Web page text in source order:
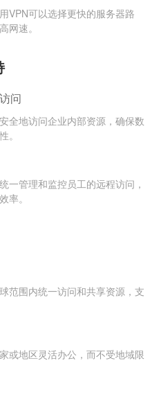
VPN可以选择更快的服务器路
网速。
问
全地访问企业内部资源，确保数
。
一管理和监控员工的远程访问，
率。
范围内统一访问和共享资源，支
或地区灵活办公，而不受地域限